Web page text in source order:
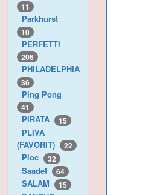
11
Parkhurst
10
PERFETTI
206
PHILADELPHIA
36
Ping Pong
41
PIRATA 15
PLIVA
(FAVORIT)
22
Ploc 32
Saadet 64
SALAM 15